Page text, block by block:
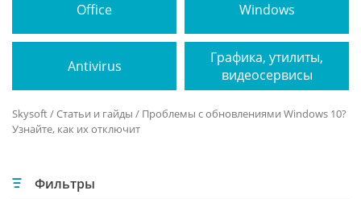
Office Windows
Antivirus
Графика, утилиты,
видеосервисы
Skysoft/Статьи и гайды / Проблемы с обновлениями Windows 10?
Узнайте, как их отключит
Фильтры